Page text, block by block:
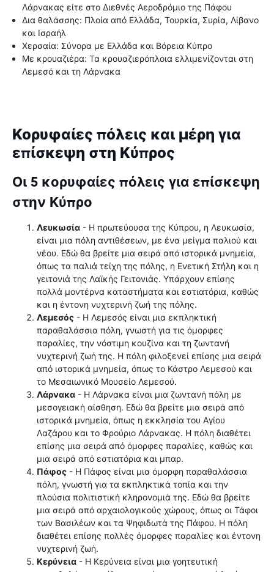
Λάρνακας είτε στο Διεθνές Αεροδρόμιο της Πάφου
Δια θαλάσσης: Πλοία από Ελλάδα, Τουρκία, Συρία, Λίβανο
και Ισραήλ
Χερσαία: Σύνορα με Ελλάδα και Βόρεια Κύπρο
Με κρουαζιέρα: Τα κρουαζιερόπλοια ελλιμενίζονται στη
Λεμεσό και τη Λάρνακα
Κορυφαίες πόλεις και μέρη για
επίσκεψη στη Κύπρος
Οι 5 κορυφαίες πόλεις για επίσκεψη
στην Κύπρο
Λευκωσία - Η πρωτεύουσα της Κύπρου, η Λευκωσία,
είναι μια πόλη αντιθέσεων, με ένα μείγμα παλιού και
νέου. Εδώ θα βρείτε μια σειρά από ιστορικά μνημεία,
όπως τα παλιά τείχη της πόλης, η Ενετική Στήλη και η
γειτονιά της Λαϊκής Γειτονιάς. Υπάρχουν επίσης
πολλά μοντέρνα καταστήματα και εστιατόρια, καθώς
και η έντονη νυχτερινή ζωή της πόλης.
Λεμεσός - Η Λεμεσός είναι μια εκπληκτική
παραθαλάσσια πόλη, γνωστή για τις όμορφες
παραλίες, την νόστιμη κουζίνα και τη ζωντανή
νυχτερινή ζωή της. Η πόλη φιλοξενεί επίσης μια σειρά
από ιστορικά μνημεία, όπως το Κάστρο Λεμεσού και
το Μεσαιωνικό Μουσείο Λεμεσού.
Λάρνακα - Η Λάρνακα είναι μια ζωντανή πόλη με
μεσογειακή αίσθηση. Εδώ θα βρείτε μια σειρά από
ιστορικά μνημεία, όπως η εκκλησία του Αγίου
Λαζάρου και το Φρούριο Λάρνακας. Η πόλη διαθέτει
επίσης μια σειρά από όμορφες παραλίες, καθώς και
μια σειρά από εστιατόρια και μπαρ.
Πάφος - Η Πάφος είναι μια όμορφη παραθαλάσσια
πόλη, γνωστή για τα εκπληκτικά τοπία και την
πλούσια πολιτιστική κληρονομιά της. Εδώ θα βρείτε
μια σειρά από αρχαιολογικούς χώρους, όπως οι Τάφοι
των Βασιλέων και τα Ψηφιδωτά της Πάφου. Η πόλη
διαθέτει επίσης πολλές όμορφες παραλίες και έντονη
νυχτερινή ζωή.
Κερύνεια - Η Κερύνεια είναι μια γοητευτική